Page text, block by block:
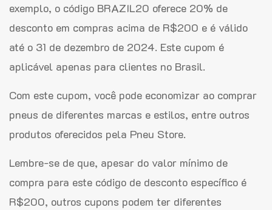
exemplo, o código BRAZIL20 oferece 20% de
desconto em compras acima de R$200 e é válido
até o 31 de dezembro de 2024. Este cupom é
aplicável apenas para clientes no Brasil.
Com este cupom, você pode economizar ao comprar
pneus de diferentes marcas e estilos, entre outros
produtos oferecidos pela Pneu Store.
Lembre-se de que, apesar do valor mínimo de
compra para este código de desconto específico é
R$200, outros cupons podem ter diferentes